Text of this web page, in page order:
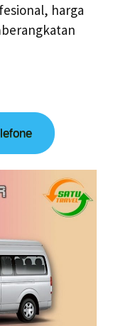
harga